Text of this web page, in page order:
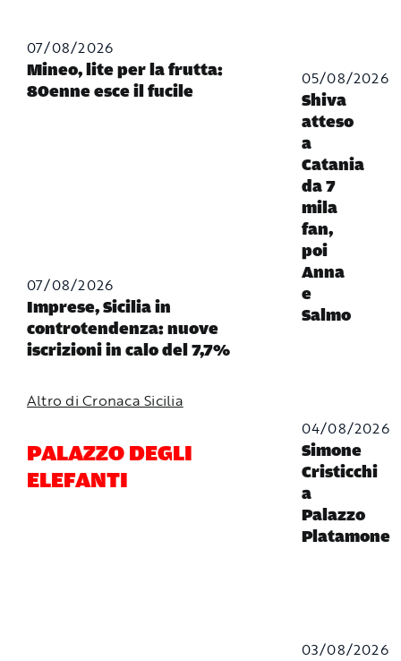
07/08/2026
Mineo, lite per la frutta:
80enne esce il fucile
07/08/2026
Imprese, Sicilia in
controtendenza: nuove
iscrizioni in calo del 7,7%
Altro di Cronaca Sicilia
PALAZZO DEGLI
ELEFANTI
05/08/2026
Shiva
atteso
a
Catania
da 7
mila
fan,
poi
Anna
e
Salmo
04/08/2026
Simone
Cristicchi
a
Palazzo
Platamone
03/08/2026